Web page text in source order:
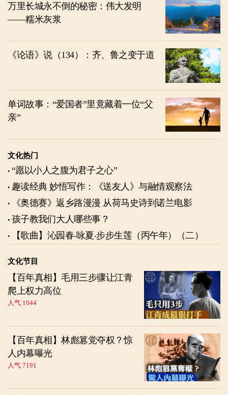
万里长城永不倒的秘密：伟大发明
——糯米灰浆
《论语》说（134）：齐、鲁之变于道
单词故事：“爱国者”里竟藏着一位“父
亲”
文化热门
“愿以小人之腹为君子之心”
趣读经典 妙悟写作：《送友人》与融情观察法
《奥德赛》返乡路漫漫 从荷马史诗到诺兰电影
孩子教我们大人哪些事？
【歌曲】沁园春‧咏夏‧步步生莲（丙午年）（二）
文化节目
【百年真相】毛用三步骤让江青
爬上权力高位
人气 1044
【百年真相】林彪篡党夺权？惊
人内幕曝光
人气 7191